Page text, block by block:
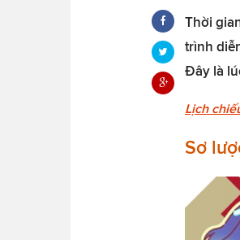
Thời
trình
Đây là
Lịch
Sơ